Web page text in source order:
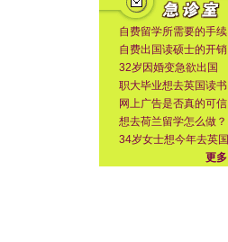
自费留学所需要的手续
自费出国读硕士的开销
32岁因婚变急欲出国
职大毕业想去英国读书
网上广告是否真的可信
想去荷兰留学怎么做？
34岁女士想今年去英国
更多